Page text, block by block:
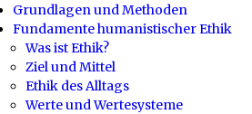
Grundlagen und Methoden
Fundamente humanistischer Ethik
Was ist Ethik?
Ziel und Mittel
Ethik des Alltags
Werte und Wertesysteme